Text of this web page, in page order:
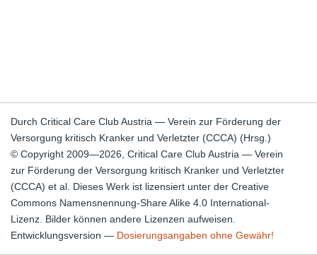
Durch Critical Care Club Austria — Verein zur Förderung der
Versorgung kritisch Kranker und Verletzter (CCCA) (Hrsg.)
© Copyright 2009—2026, Critical Care Club Austria — Verein
zur Förderung der Versorgung kritisch Kranker und Verletzter
(CCCA) et al. Dieses Werk ist lizensiert unter der Creative
Commons Namensnennung-Share Alike 4.0 International-
Lizenz. Bilder können andere Lizenzen aufweisen.
Entwicklungsversion — Dosierungsangaben ohne Gewähr!